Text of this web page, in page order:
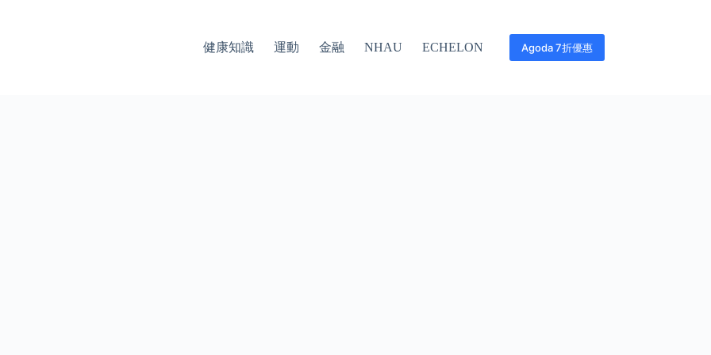
健康知識 運動 金融 NHAU ECHELON Agoda 7折優惠